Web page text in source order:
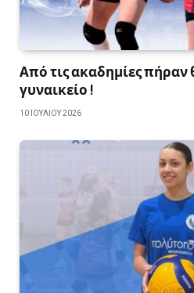
Από τις ακαδημίες πήραν
γυναικείο !
10 ΙΟΥΛΊΟΥ 2026